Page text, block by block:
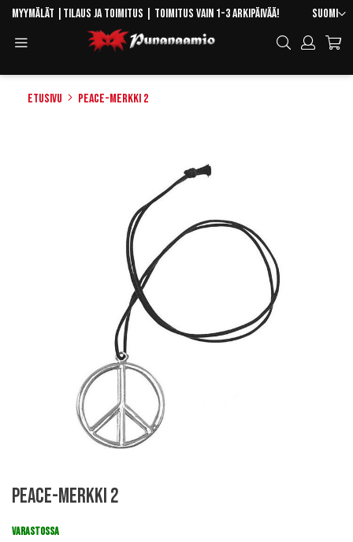
Skip
Content
Kieli
Suomi
Myymälät Tilaus ja toimitus | Toimitus vain 1-3 arkipäivää!
Hae
Etusivu Peace-merkki 2
to
beginning
Peace-merkki 2
VARASTOSSA